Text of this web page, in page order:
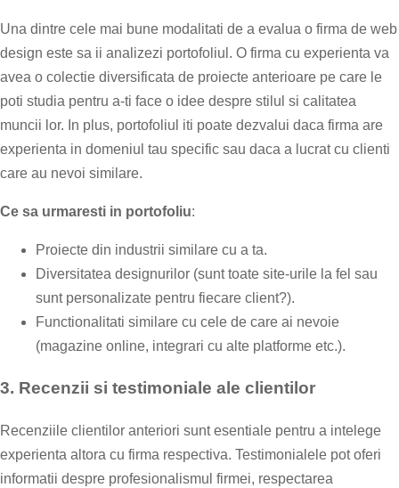
Una dintre cele mai bune modalitati de a evalua o firma de web
design este sa ii analizezi portofoliul. O firma cu experienta va
avea o colectie diversificata de proiecte anterioare pe care le
poti studia pentru a-ti face o idee despre stilul si calitatea
muncii lor. In plus, portofoliul iti poate dezvalui daca firma are
experienta in domeniul tau specific sau daca a lucrat cu clienti
care au nevoi similare.
Ce sa urmaresti in portofoliu:
Proiecte din industrii similare cu a ta.
Diversitatea designurilor (sunt toate site-urile la fel sau
sunt personalizate pentru fiecare client?).
Functionalitati similare cu cele de care ai nevoie
(magazine online, integrari cu alte platforme etc.).
3. Recenzii si testimoniale ale clientilor
Recenziile clientilor anteriori sunt esentiale pentru a intelege
experienta altora cu firma respectiva. Testimonialele pot oferi
informatii despre profesionalismul firmei, respectarea